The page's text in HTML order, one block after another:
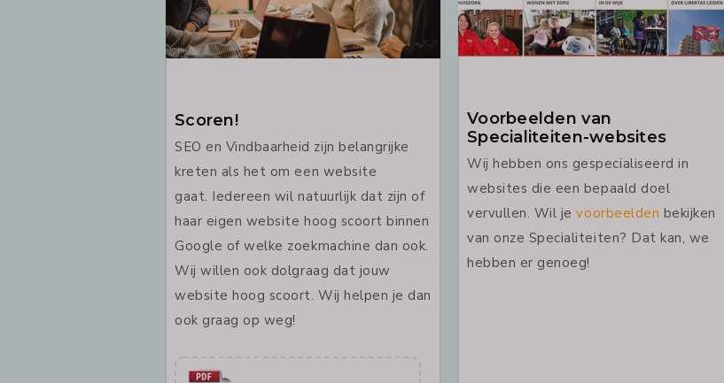
Scoren!
SEO en Vindbaarheid zijn belangrijke
kreten als het om een website
gaat. Iedereen wil natuurlijk dat zijn of
haar eigen website hoog scoort binnen
Google of welke zoekmachine dan ook.
Wij willen ook dolgraag dat jouw
website hoog scoort. Wij helpen je dan
ook graag op weg!
Voorbeelden van
Specialiteiten-websites
Wij hebben ons gespecialiseerd in
websites die een bepaald doel
vervullen. Wil jevoorbeelden bekijken
van onze Specialiteiten? Dat kan, we
hebben er genoeg!